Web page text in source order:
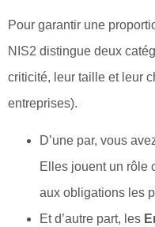
Pour garantir une
NIS2 distingue deux
criticité, leur taille et leur
entreprises).
D’une par, vous
Elles jouent un rôle
aux obligations les
Et d’autre part, les